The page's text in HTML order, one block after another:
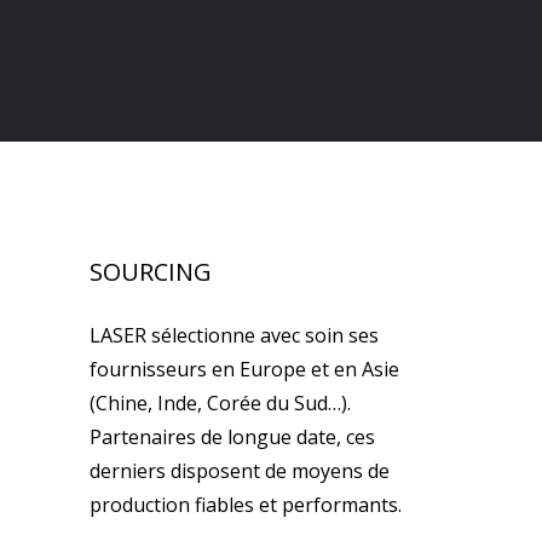
SOURCING
LASER sélectionne avec soin ses
fournisseurs en Europe et en Asie
(Chine, Inde, Corée du Sud…).
Partenaires de longue date, ces
derniers disposent de moyens de
production fiables et performants.